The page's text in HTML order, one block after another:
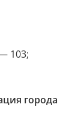
103;
города